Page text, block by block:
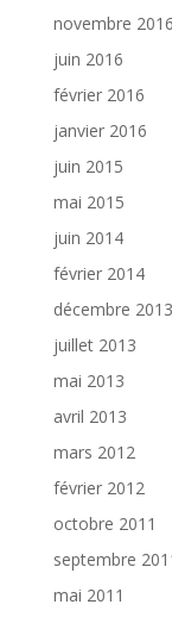
novembre 2016
juin 2016
février 2016
janvier 2016
juin 2015
mai 2015
juin 2014
février 2014
décembre 2013
juillet 2013
mai 2013
avril 2013
mars 2012
février 2012
octobre 2011
septembre
mai 2011